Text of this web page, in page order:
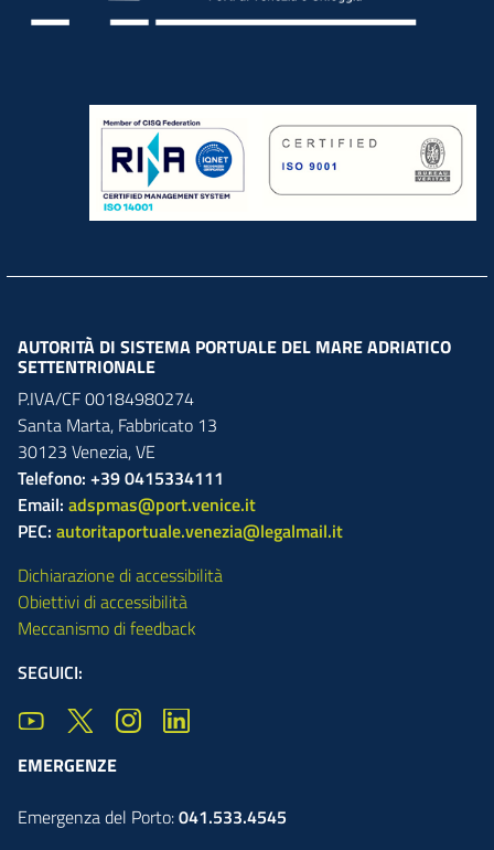
AUTORITÀ DI SISTEMA PORTUALE DEL MARE ADRIATICO
SETTENTRIONALE
P.IVA/CF 00184980274
Santa Marta, Fabbricato 13
30123 Venezia,VE
Telefono: +39 0415334111
Email: adspmas@port.venice.it
PEC: autoritaportuale.venezia@legalmail.it
Dichiarazione di accessibilità
Obiettivi di accessibilità
Meccanismo di feedback
SEGUICI:
EMERGENZE
Emergenza del Porto:041.533.4545